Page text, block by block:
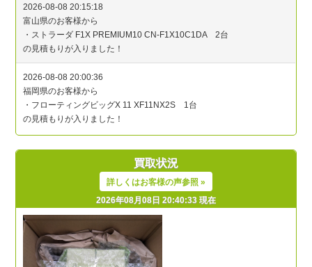
買取状況
詳しくはお客様の声参照 »
2026年08月08日 20:40:33 現在